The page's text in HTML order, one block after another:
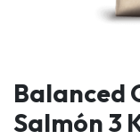
Balanced
Salmón 3